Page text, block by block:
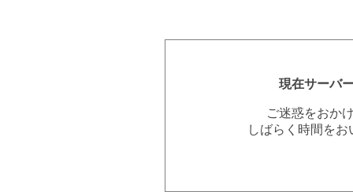
現在サーバ
ご迷惑をおか
しばらく時間を